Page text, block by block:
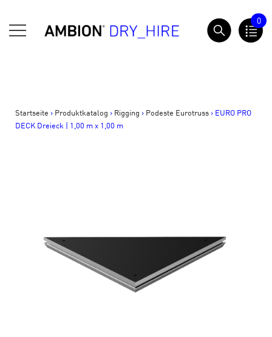
zum
Inhalt
AMBION Dry Hire
0
Startseite > Produktkatalog > Rigging > Podeste Eurotruss > EURO PRO
DECK Dreieck | 1,00 m x 1,00 m